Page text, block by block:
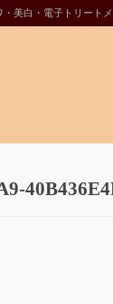
美白・電子トリート